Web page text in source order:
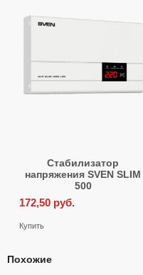
Стабилизатор
напряжения SVEN SLIM
500
172,50 руб.
Купить
Похожие